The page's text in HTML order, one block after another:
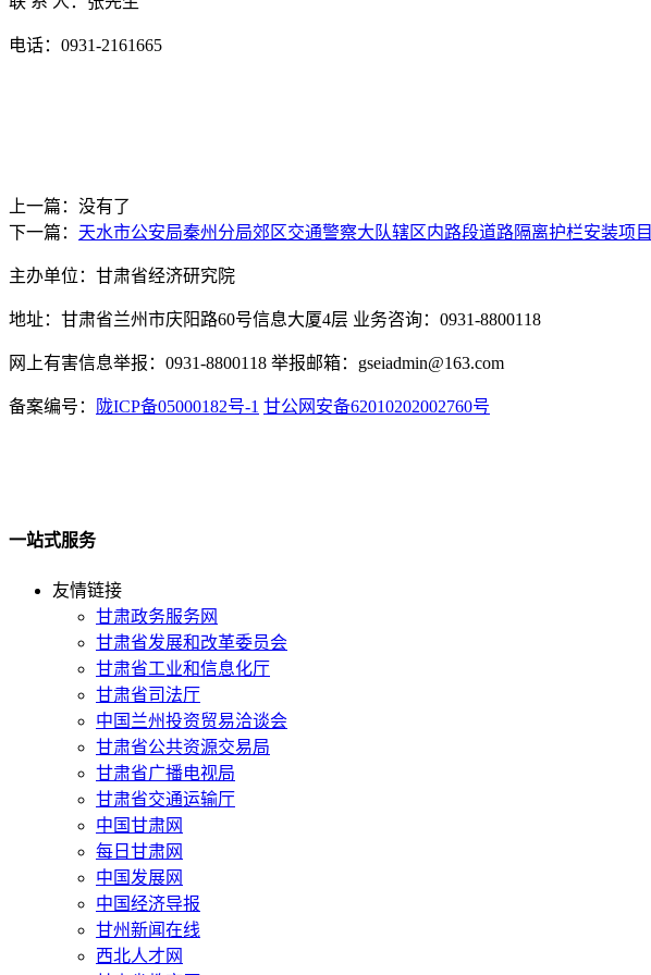
电话： 0931-2161665
上一篇：没有了
下一篇： 天水市公安局秦州分局郊区交通警察大队辖区内路段道路隔离护栏安装项目
主办单位：甘肃省经济研究院
地址：甘肃省兰州市庆阳路60号信息大厦4层 业务咨询：0931-8800118
网上有害信息举报：0931-8800118 举报邮箱：gseiadmin@163.com
备案编号： 陇ICP备05000182号-1 甘公网安备62010202002760号
一站式服务
友情链接
甘肃政务服务网
甘肃省发展和改革委员会
甘肃省工业和信息化厅
甘肃省司法厅
中国兰州投资贸易洽谈会
甘肃省公共资源交易局
甘肃省广播电视局
甘肃省交通运输厅
中国甘肃网
每日甘肃网
中国发展网
中国经济导报
甘州新闻在线
西北人才网